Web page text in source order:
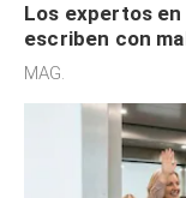
Los expertos
escriben con
acelerado y no
MAG.